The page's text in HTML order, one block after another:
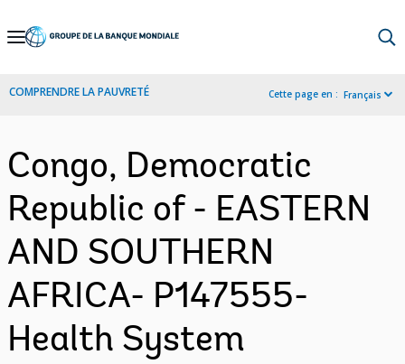
Skip
Navigation
COMPRENDRE LA PAUVRETÉ Cette page en : Français
Congo, Democratic
Republic of - EASTERN
AND SOUTHERN
AFRICA- P147555-
Health System